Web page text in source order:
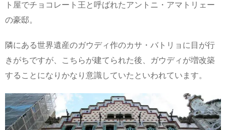
ト屋でチョコレート王と呼ばれたアントニ・アマトリェー
の豪邸。
隣にある世界遺産のガウディ作のカサ・バトリョに目が行
きがちですが、こちらが建てられた後、ガウディが増改築
することになりかなり意識していたといわれています。